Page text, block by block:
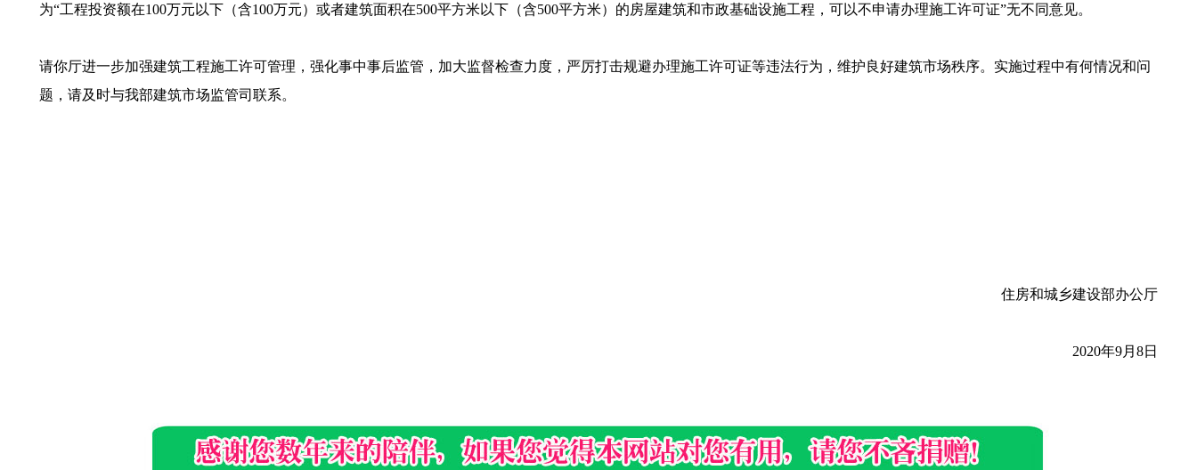
为“工程投资额在100万元以下（含100万元）或者建筑面积在500平方米以下（含500平方米）的房屋建筑和市政基础设施工程，可以不申请办理施工许可证”无不同意见。
请你厅进一步加强建筑工程施工许可管理，强化事中事后监管，加大监督检查力度，严厉打击规避办理施工许可证等违法行为，维护良好建筑市场秩序。实施过程中有何情况和问
题，请及时与我部建筑市场监管司联系。
住房和城乡建设部办公厅
2020年9月8日